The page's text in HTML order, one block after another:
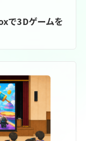
で3Dゲームを